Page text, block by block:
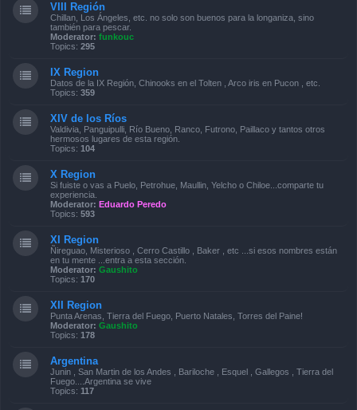
VIII Región
Chillan, Los Ángeles, etc. no solo son buenos para la longaniza, sino
también para pescar.
Moderator: funkouc
Topics: 295
IX Region
Datos de la IX Región, Chinooks en el Tolten , Arco iris en Pucon , etc.
Topics: 359
XIV de los Ríos
Valdivia, Panguipulli, Río Bueno, Ranco, Futrono, Paillaco y tantos otros
hermosos lugares de esta región.
Topics: 104
X Region
Si fuiste o vas a Puelo, Petrohue, Maullin, Yelcho o Chiloe...comparte tu
experiencia.
Moderator: Eduardo Peredo
Topics: 593
XI Region
Ñireguao, Misterioso , Cerro Castillo , Baker , etc ...si esos nombres están
en tu mente ...entra a esta sección.
Moderator: Gaushito
Topics: 170
XII Region
Punta Arenas, Tierra del Fuego, Puerto Natales, Torres del Paine!
Moderator: Gaushito
Topics: 178
Argentina
Junin , San Martin de los Andes , Bariloche , Esquel , Gallegos , Tierra del
Fuego....Argentina se vive
Topics: 117